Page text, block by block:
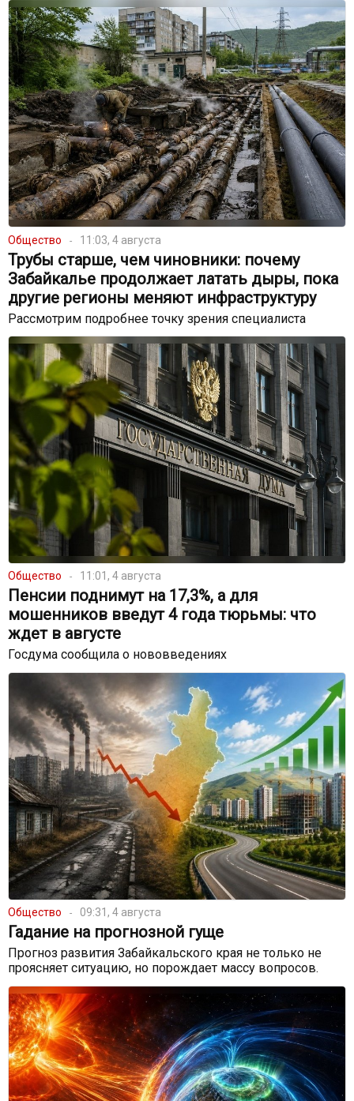
Общество 11:03, 4 августа
Трубы старше, чем чиновники: почему
Забайкалье продолжает латать дыры, пока
другие регионы меняют инфраструктуру
Рассмотрим подробнее точку зрения специалиста
Общество 11:01, 4 августа
Пенсии поднимут на 17,3%, а для
мошенников введут 4 года тюрьмы: что
ждет в августе
Госдума сообщила о нововведениях
Общество 09:31, 4 августа
Гадание на прогнозной гуще
Прогноз развития Забайкальского края не только не
проясняет ситуацию, но порождает массу вопросов.